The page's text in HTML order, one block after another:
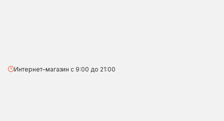
Интернет–магазин с 9:00 до 21:00